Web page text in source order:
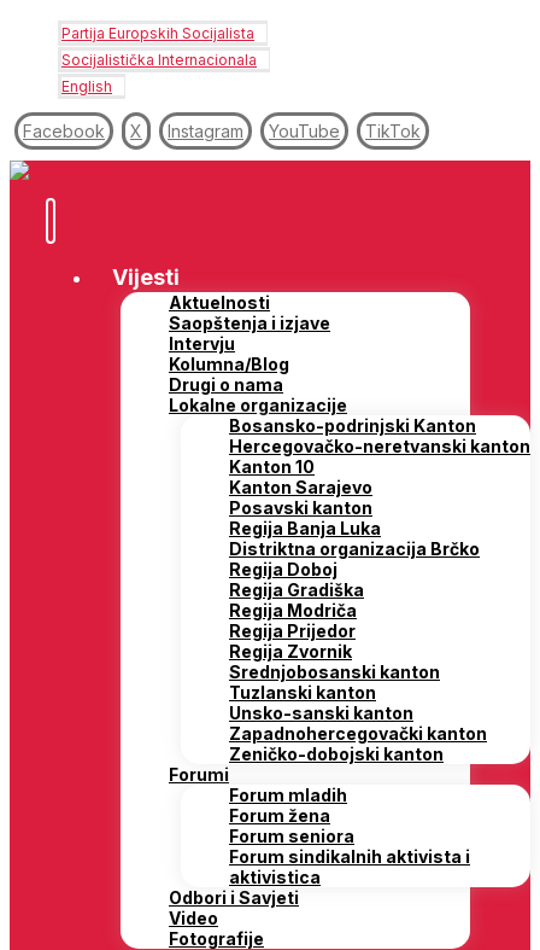
Partija Europskih Socijalista
Socijalistička Internacionala
English
Facebook X Instagram YouTube TikTok
Vijesti
Aktuelnosti
Saopštenja i izjave
Intervju
Kolumna/Blog
Drugi o nama
Lokalne organizacije
Bosansko-podrinjski Kanton
Hercegovačko-neretvanski kanton
Kanton 10
Kanton Sarajevo
Posavski kanton
Regija Banja Luka
Distriktna organizacija Brčko
Regija Doboj
Regija Gradiška
Regija Modriča
Regija Prijedor
Regija Zvornik
Srednjobosanski kanton
Tuzlanski kanton
Unsko-sanski kanton
Zapadnohercegovački kanton
Zeničko-dobojski kanton
Forumi
Forum mladih
Forum žena
Forum seniora
Forum sindikalnih aktivista i
aktivistica
Odbori i Savjeti
Video
Fotografije